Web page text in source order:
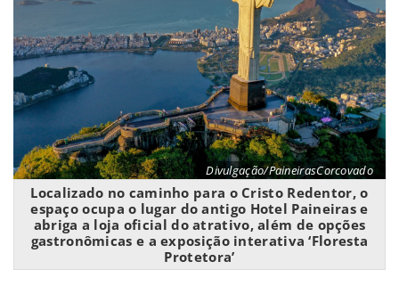
Divulgação/PaineirasCorcovado
Localizado no caminho para o Cristo Redentor, o
espaço ocupa o lugar do antigo Hotel Paineiras e
abriga a loja oficial do atrativo, além de opções
gastronômicas e a exposição interativa ‘Floresta
Protetora’